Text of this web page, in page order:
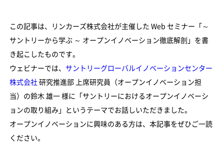
この記事は、リンカーズ株式会社が主催した Web セミナー「～
サントリーから学ぶ ～ オープンイノベーション徹底解剖」を書
き起こしたものです。
ウェビナーでは、 サントリーグローバルイノベーションセンター
株式会社 研究推進部 上席研究員（オープンイノベーション担
当）の鈴木 雄一 様に「サントリーにおけるオープンイノベーシ
ョンの取り組み」というテーマでお話しいただきました。
オープンイノベーションに興味のある方は、本記事をぜひご一読
ください。